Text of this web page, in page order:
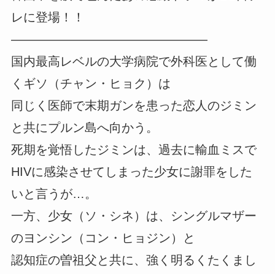
レに登場！！
————————————————
国内最高レベルの大学病院で外科医として働
くギソ（チャン・ヒョク）は
同じく医師で末期ガンを患った恋人のジミン
と共にプルン島へ向かう。
死期を覚悟したジミンは、過去に輸血ミスで
HIVに感染させてしまった少女に謝罪をした
いと言うが…。
一方、少女（ソ・シネ）は、シングルマザー
のヨンシン（コン・ヒョジン）と
認知症の曽祖父と共に、強く明るくたくまし